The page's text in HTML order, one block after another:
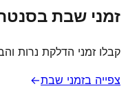
זמני שבת
קבלו זמני הדלקת נרות
צפייה בזמני שבת→